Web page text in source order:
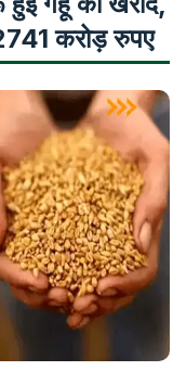
करोड़ रुपए